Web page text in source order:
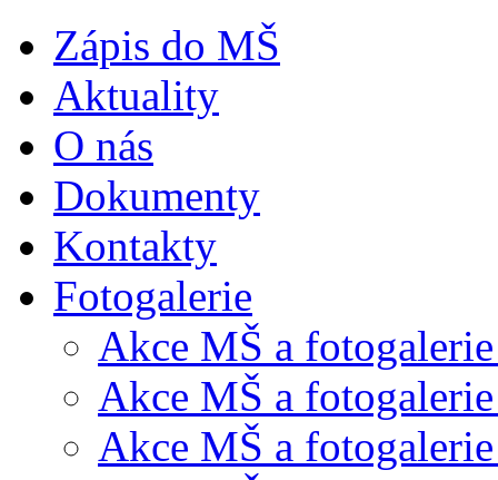
Zápis do MŠ
Aktuality
O nás
Dokumenty
Kontakty
Fotogalerie
Akce MŠ a
Akce MŠ a
Akce MŠ a